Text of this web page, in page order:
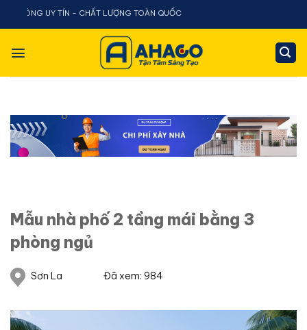
Chuyển
dung
UY TÍN - CHẤT LƯỢNG TOÀN QUỐC
Mẫu nhà phố 2 tầng mái bằng 3
phòng ngủ
Sơn La Đã xem: 984